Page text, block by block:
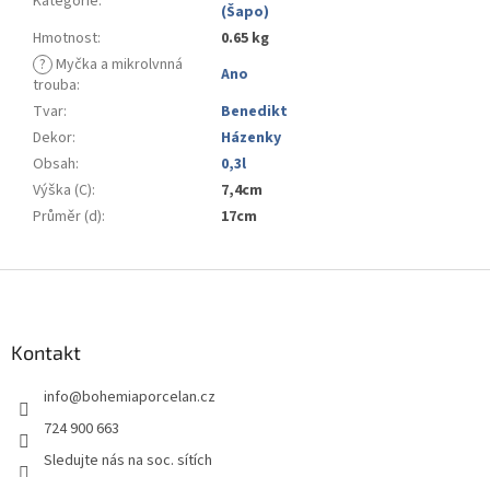
(Šapo)
Hmotnost:
0.65 kg
? Myčka a mikrolvnná
trouba:
Ano
Tvar:
Benedikt
Dekor:
Házenky
Obsah:
0,3l
Výška (C):
7,4cm
Průměr (d): 17cm
Kontakt
info@bohemiaporcelan.cz
724 900 663
Sledujte nás na soc. sítích